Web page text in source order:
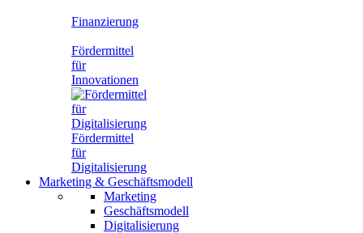
Finanzierung
Fördermittel
für
Innovationen
Fördermittel
für
Digitalisierung
Marketing & Geschäftsmodell
Marketing
Geschäftsmodell
Digitalisierung